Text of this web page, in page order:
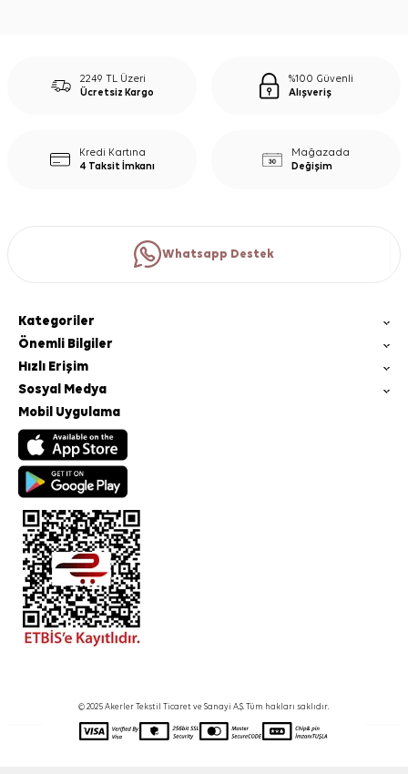
2249 TL Üzeri
Ücretsiz Kargo
%100 Güvenli
Alışveriş
Kredi Kartına
4 Taksit İmkanı
Mağazada
Değişim
Whatsapp Destek
Kategoriler
Önemli Bilgiler
Hızlı Erişim
Sosyal Medya
Mobil Uygulama
© 2025 Akerler Tekstil Ticaret ve Sanayi A.Ş. Tüm hakları saklıdır.